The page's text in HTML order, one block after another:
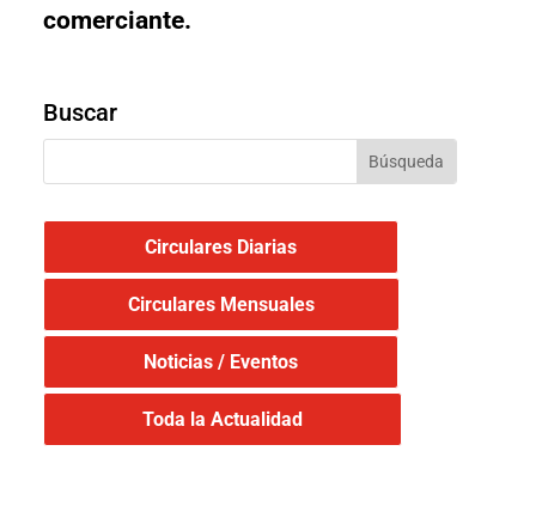
comerciante.
Buscar
Circulares Diarias
Circulares Mensuales
Noticias / Eventos
Toda la Actualidad